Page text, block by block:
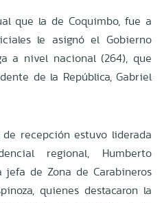
que la de Coquimbo, fue a
le asignó el Gobierno
a nivel nacional (264), que
de la República, Gabriel
recepción estuvo liderada
regional, Humberto
de Zona de Carabineros
quienes destacaron la